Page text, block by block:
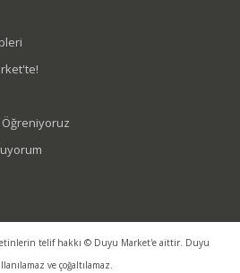
telif hakkı © Duyu Market'e aittir. Duyu
ve çoğaltılamaz.